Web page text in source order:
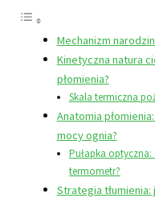
Mechanizm
Kinetyczna natura
płomienia?
Skala termiczna
Anatomia
mocy ognia?
Pułapka
termometr?
Strategia